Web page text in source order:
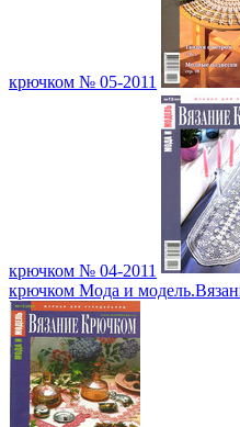
крючком № 05-2011
крючком № 04-2011
крючком Мода и